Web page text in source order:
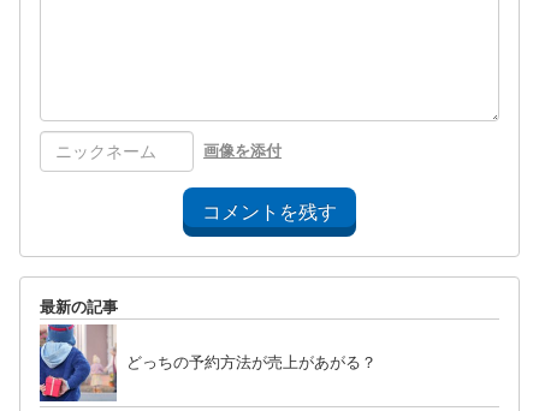
画像を添付
コメントを残す
最新の記事
どっちの予約方法が売上があがる？